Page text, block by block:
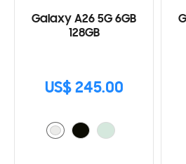
Galaxy A26 5G 6GB
128GB
US$ 245.00